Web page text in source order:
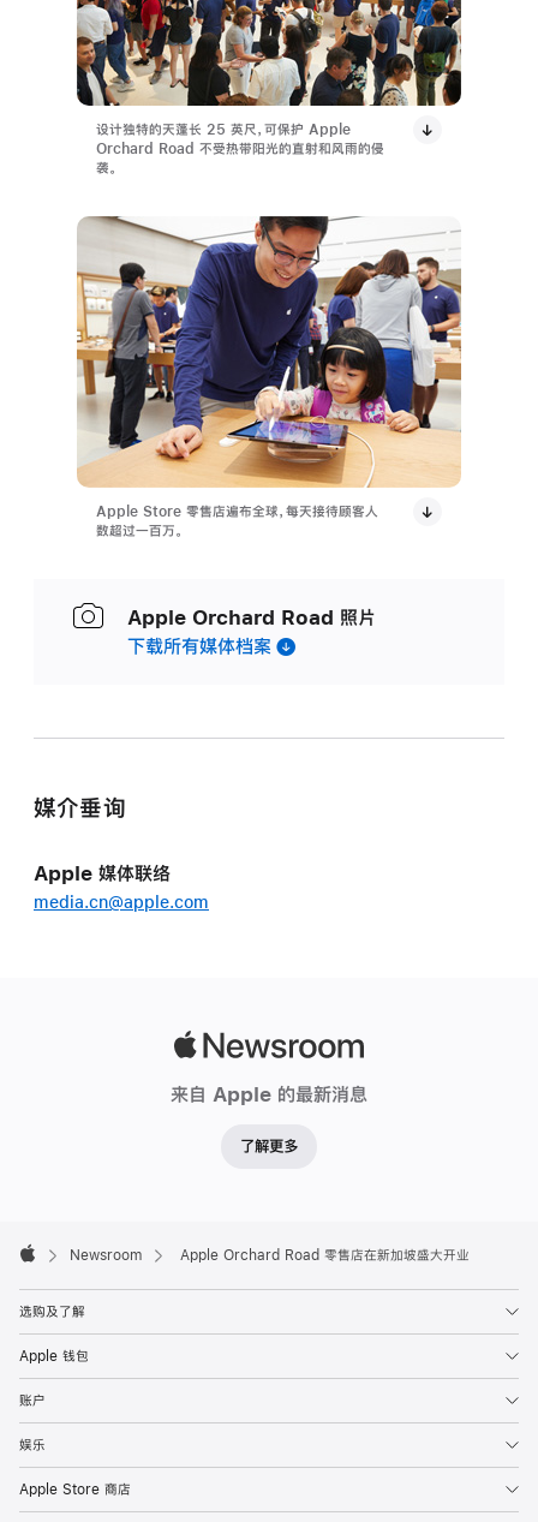
设计独特的天蓬长 25 英尺，可保护 Apple
Orchard Road 不受热带阳光的直射和风雨的侵
袭。
Apple Store 零售店遍布全球，每天接待顾客人
数超过一百万。
Apple Orchard Road 照片
下载所有媒体档案
媒介垂询
Apple 媒体联络
media.cn@apple.com
来自 Apple 的最新消息
了解更多
Footer

Newsroom Apple Orchard Road 零售店在新加坡盛大开业
选购及了解
Apple 钱包
账户
娱乐
Apple Store 商店